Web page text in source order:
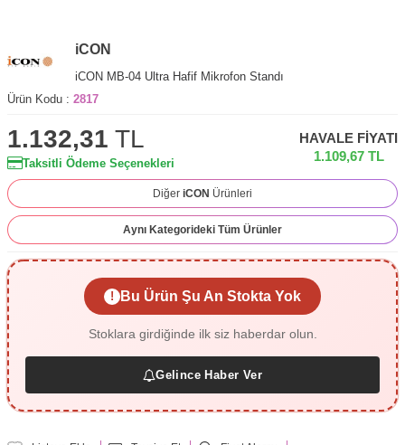
iCON
iCON MB-04 Ultra Hafif Mikrofon Standı
Ürün Kodu : 2817
1.132,31 TL
Taksitli Ödeme Seçenekleri
HAVALE FIYATI
1.109,67TL
Diğer iCON Ürünleri
Aynı Kategorideki Tüm Ürünler
! Bu Ürün Şu An Stokta Yok
Stoklara girdiğinde ilk siz haberdar olun.
Gelince Haber Ver